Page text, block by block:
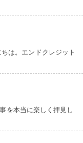
は。エンドクレジット
を本当に楽しく拝見し